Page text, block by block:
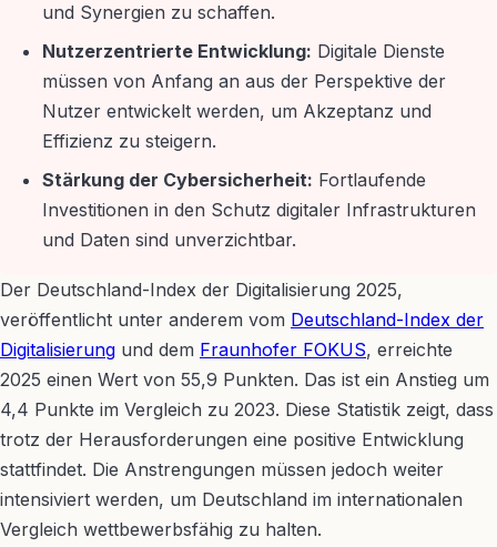
und Synergien zu schaffen.
Nutzerzentrierte Entwicklung: Digitale Dienste
müssen von Anfang an aus der Perspektive der
Nutzer entwickelt werden, um Akzeptanz und
Effizienz zu steigern.
Stärkung der Cybersicherheit: Fortlaufende
Investitionen in den Schutz digitaler Infrastrukturen
und Daten sind unverzichtbar.
Der Deutschland-Index der Digitalisierung 2025,
veröffentlicht unter anderem vom Deutschland-Index der
Digitalisierung und dem Fraunhofer FOKUS, erreichte
2025 einen Wert von 55,9 Punkten. Das ist ein Anstieg um
4,4 Punkte im Vergleich zu 2023. Diese Statistik zeigt, dass
trotz der Herausforderungen eine positive Entwicklung
stattfindet. Die Anstrengungen müssen jedoch weiter
intensiviert werden, um Deutschland im internationalen
Vergleich wettbewerbsfähig zu halten.